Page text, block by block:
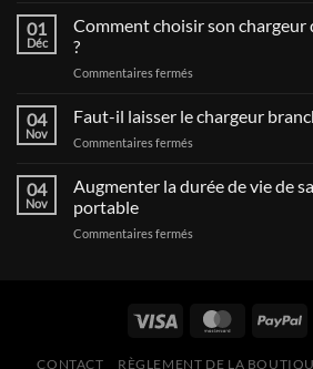
bien
choisir
chargeur
?
01
Déc
Comment choisir son
?
Commentaires fermés
choisir
son
chargeur
portable
04
Nov
Faut-il laisser le chargeur
Commentaires fermés
laisser
chargeur
04
Nov
Augmenter la durée de vie de
portable
Commentaires fermés
vie
sa
CONTACT RÈGLEMENT DE LA